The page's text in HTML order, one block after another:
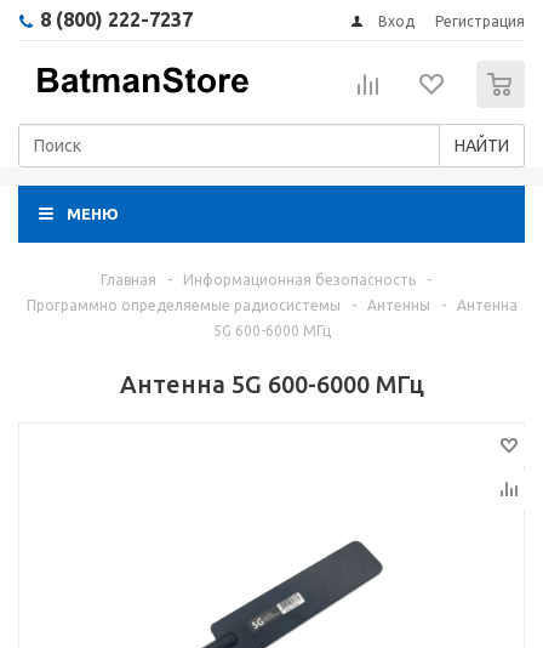
8 (800) 222-7237 Вход Регистрация
НАЙТИ
МЕНЮ
Главная - Информационная безопасность
-
Программно определяемые радиосистемы
- Антенны -
Антенна
5G 600-6000 МГц
Антенна 5G 600-6000 МГц